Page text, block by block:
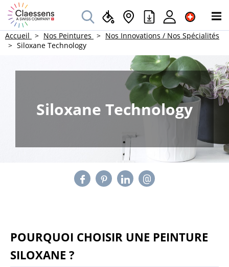
Accueil Nos Peintures
Nos Innovations / Nos Spécialités
Siloxane Technology
Siloxane Technology
Pourquoi choisir une peinture
siloxane ?